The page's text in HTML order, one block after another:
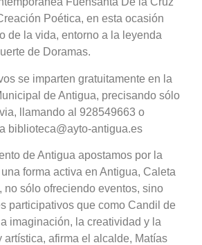
Poética, en esta ocasión
de la vida, entorno a la leyenda
de Doramas.
se imparten gratuitamente en la
de Antigua, precisando sólo
llamando al 928549663 o
biblioteca@ayto-antigua.es
de Antigua apostamos por la
forma activa en Antigua, Caleta
no sólo ofreciendo eventos, sino
participativos que como Candil de
imaginación, la creatividad y la
artística, afirma el alcalde, Matías